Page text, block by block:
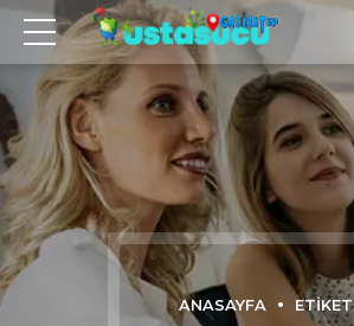
ANASAYFA ETIKET